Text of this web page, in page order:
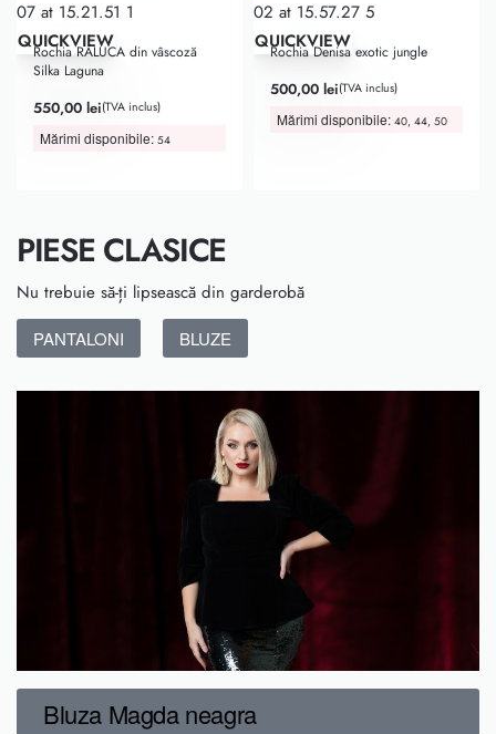
QUICKVIEW
Rochia RALUCA din vâscoză
Silka Laguna
550,00 lei(TVA inclus)
Mărimi disponibile: 54
QUICKVIEW
Rochia Denisa exotic jungle
500,00 lei(TVA inclus)
Mărimi disponibile: 40, 44, 50
PIESE CLASICE
Nu trebuie să-ți lipsească din garderobă
PANTALONI BLUZE
Bluza Magda neagra